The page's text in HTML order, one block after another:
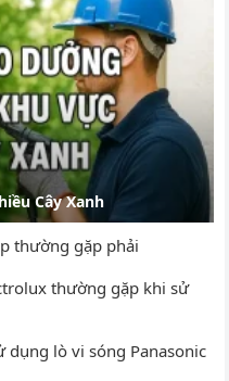
Cây Xanh
thường gặp phải
thường gặp khi sử
lò vi sóng Panasonic